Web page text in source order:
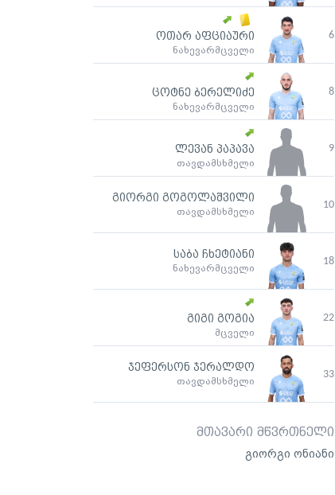
6
ოთარ აფციაური
ნახევარმცველი
8
ცოტნე ბერელიძე
ნახევარმცველი
9
ლევან პაპავა
თავდამსხმელი
10
გიორგი გოგოლაშვილი
თავდამსხმელი
18
საბა ჩხეტიანი
ნახევარმცველი
22
გიგი გოგია
მცველი
33
ჯეფერსონ ჯერალდო
თავდამსხმელი
მთავარი მწვრთნელი
გიორგი ონიანი